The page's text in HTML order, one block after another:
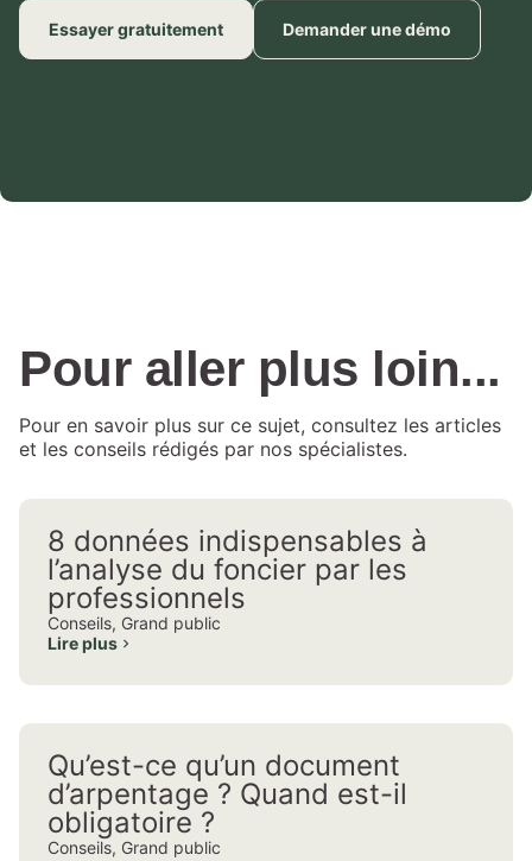
Essayer gratuitement Demander une démo
Pour aller plus loin...
Pour en savoir plus sur ce sujet, consultez les articles
et les conseils rédigés par nos spécialistes.
8 données indispensables à
l’analyse du foncier par les
professionnels
Conseils, Grand public
Lire plus
Qu’est-ce qu’un document
d’arpentage ? Quand est-il
obligatoire ?
Conseils, Grand public